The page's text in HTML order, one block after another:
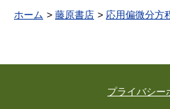
ホーム 藤原書店 応用偏微分方
プライバシー